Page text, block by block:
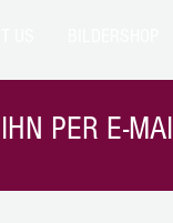
PER E-